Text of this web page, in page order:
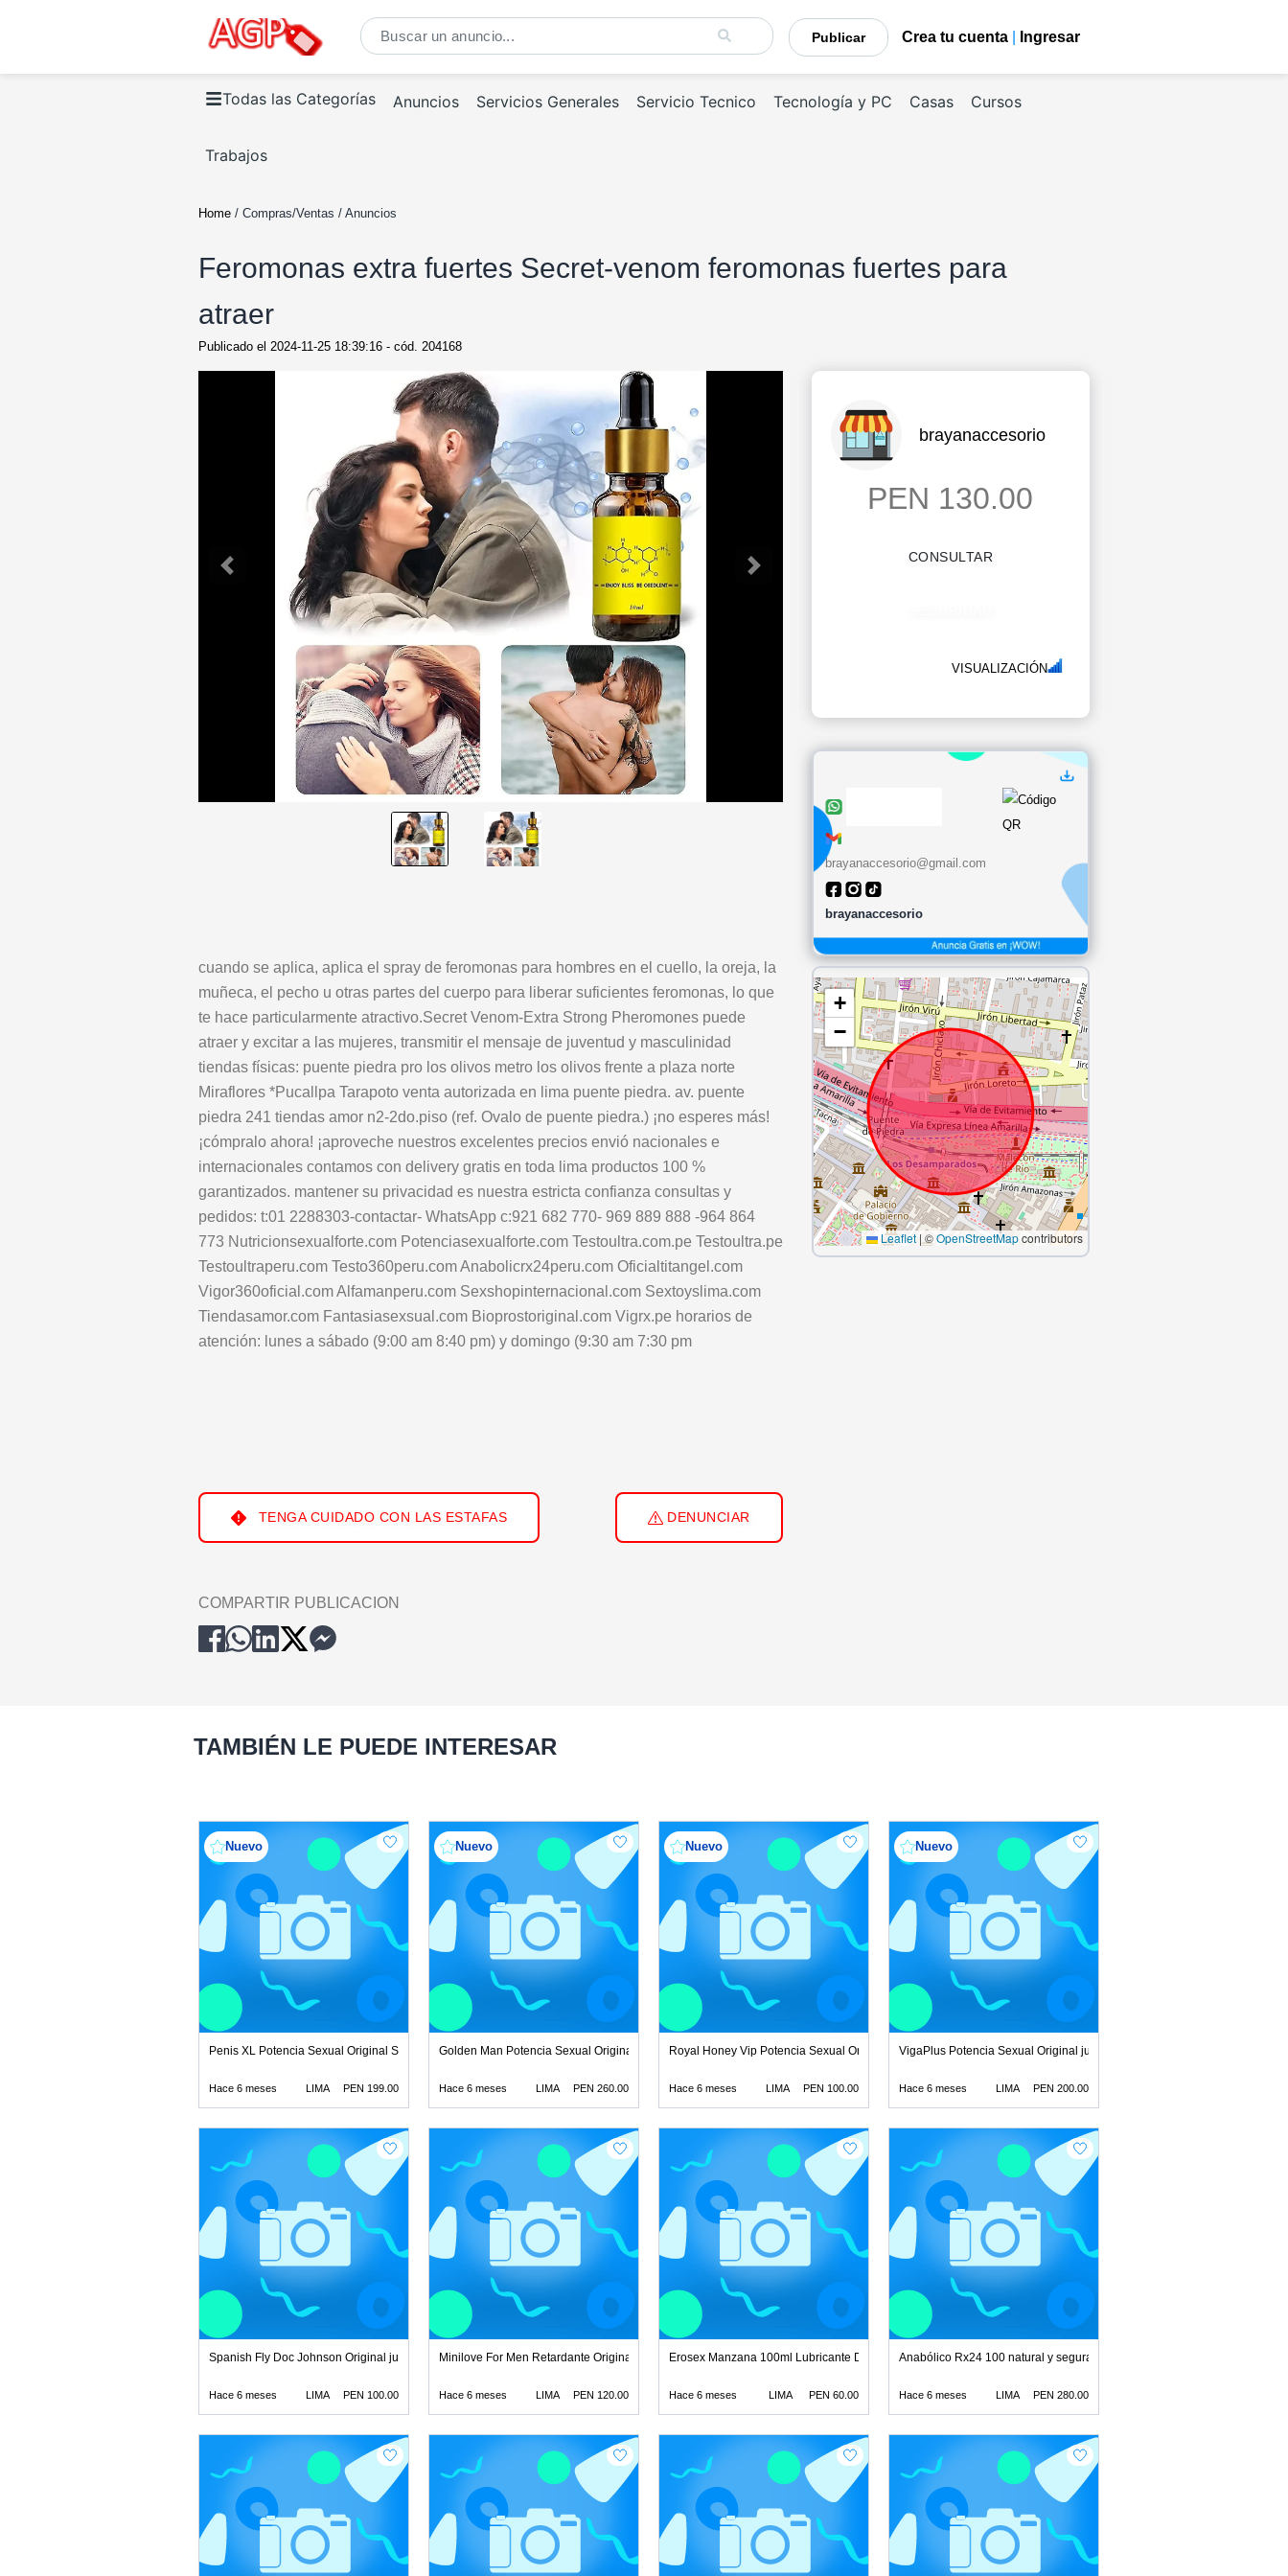
Publicar Crea tu cuenta Ingresar
Todas las Categorías Anuncios Servicios Generales Servicio Tecnico Tecnología y PC Casas Cursos
Trabajos
Home / Compras/Ventas / Anuncios
Feromonas extra fuertes Secret-venom feromonas fuertes para
atraer
Publicado el 2024-11-25 18:39:16 - cód. 204168
cuando se aplica, aplica el spray de feromonas para hombres en el cuello, la oreja, la
muñeca, el pecho u otras partes del cuerpo para liberar suficientes feromonas, lo que
te hace particularmente atractivo.Secret Venom-Extra Strong Pheromones puede
atraer y excitar a las mujeres, transmitir el mensaje de juventud y masculinidad
tiendas físicas: puente piedra pro los olivos metro los olivos frente a plaza norte
Miraflores *Pucallpa Tarapoto venta autorizada en lima puente piedra. av. puente
piedra 241 tiendas amor n2-2do.piso (ref. Ovalo de puente piedra.) ¡no esperes más!
¡cómpralo ahora! ¡aproveche nuestros excelentes precios envió nacionales e
internacionales contamos con delivery gratis en toda lima productos 100 %
garantizados. mantener su privacidad es nuestra estricta confianza consultas y
pedidos: t:01 2288303-contactar- WhatsApp c:921 682 770- 969 889 888 -964 864
773 Nutricionsexualforte.com Potenciasexualforte.com Testoultra.com.pe Testoultra.pe
Testoultraperu.com Testo360peru.com Anabolicrx24peru.com Oficialtitangel.com
Vigor360oficial.com Alfamanperu.com Sexshopinternacional.com Sextoyslima.com
Tiendasamor.com Fantasiasexsual.com Bioprostoriginal.com Vigrx.pe horarios de
atención: lunes a sábado (9:00 am 8:40 pm) y domingo (9:30 am 7:30 pm
TENGA CUIDADO CON LAS ESTAFAS DENUNCIAR
COMPARTIR PUBLICACION
brayanaccesorio
PEN 130.00
CONSULTAR
VISUALIZACIÓN
brayanaccesorio@gmail.com
brayanaccesorio
+
−
Leaflet | ©OpenStreetMapcontributors
TAMBIÉN LE PUEDE INTERESAR
Nuevo
Penis XL Potencia Sexual Original Solo crecimiento natural
Hace 6 meses LIMA PEN 199.00
Nuevo
Golden Man Potencia Sexual Original Solo crecimiento natural
Hace 6 meses LIMA PEN 260.00
Nuevo
Royal Honey Vip Potencia Sexual Original juguetes lubricant
Hace 6 meses LIMA PEN 100.00
Nuevo
VigaPlus Potencia Sexual Original juguetes lubricantes reta
Hace 6 meses LIMA PEN 200.00
Spanish Fly Doc Johnson Original juguetes lubricantes retar
Hace 6 meses LIMA PEN 100.00
Minilove For Men Retardante Original juguetes lubricantes r
Hace 6 meses LIMA PEN 120.00
Erosex Manzana 100ml Lubricante Dilatador juguetes lubrica
Hace 6 meses LIMA PEN 60.00
Anabólico Rx24 100 natural y segura juguetes lubricantes r
Hace 6 meses LIMA PEN 280.00